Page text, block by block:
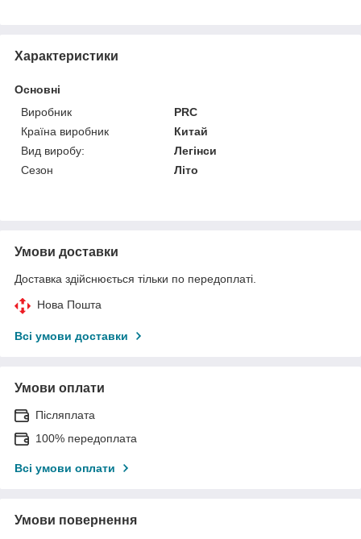
Характеристики
Основні
Виробник
PRC
Країна виробник
Китай
Вид виробу:
Легінси
Сезон
Літо
Умови доставки
Доставка здійснюється тільки по передоплаті.
Нова Пошта
Всі умови доставки
Умови оплати
Післяплата
100% передоплата
Всі умови оплати
Умови повернення